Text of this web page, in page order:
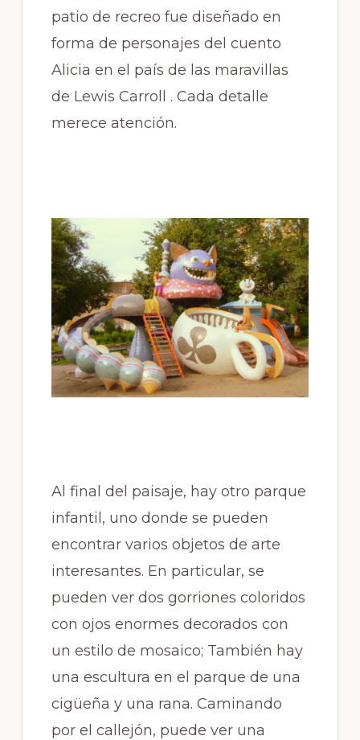
patio de recreo fue diseñado en
forma de personajes del cuento
Alicia en el país de las maravillas
de Lewis Carroll . Cada detalle
merece atención.
Al final del paisaje, hay otro parque
infantil, uno donde se pueden
encontrar varios objetos de arte
interesantes. En particular, se
pueden ver dos gorriones coloridos
con ojos enormes decorados con
un estilo de mosaico; También hay
una escultura en el parque de una
cigüeña y una rana. Caminando
por el callejón, puede ver una